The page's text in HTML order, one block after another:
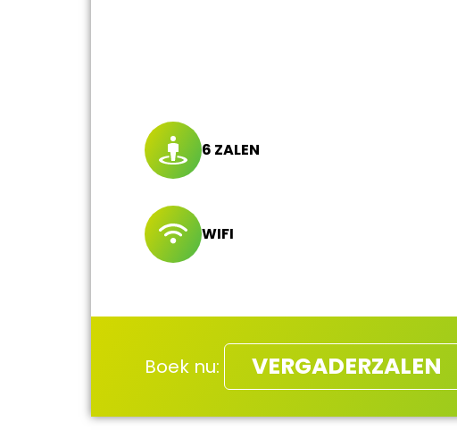
6 ZALEN
WIFI
Boek nu: VERGADERZALEN